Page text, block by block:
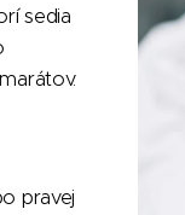
sedia
pravej